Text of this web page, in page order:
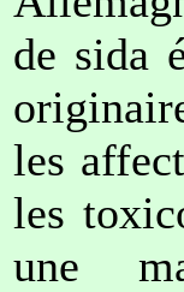
de sida
les
les
une